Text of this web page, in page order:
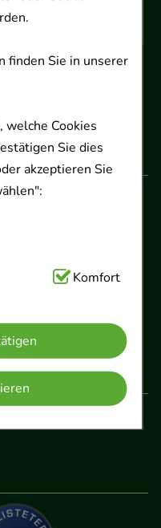
finden Sie in unserer
welche Cookies
Sie dies
akzeptieren Sie
handelt es sich um
unserer
Navigation,
auf diese nicht
genutzt um das
zu gestalten,
des
bevorzugte
es uns
Komfort
Uhr
89 71 80 11